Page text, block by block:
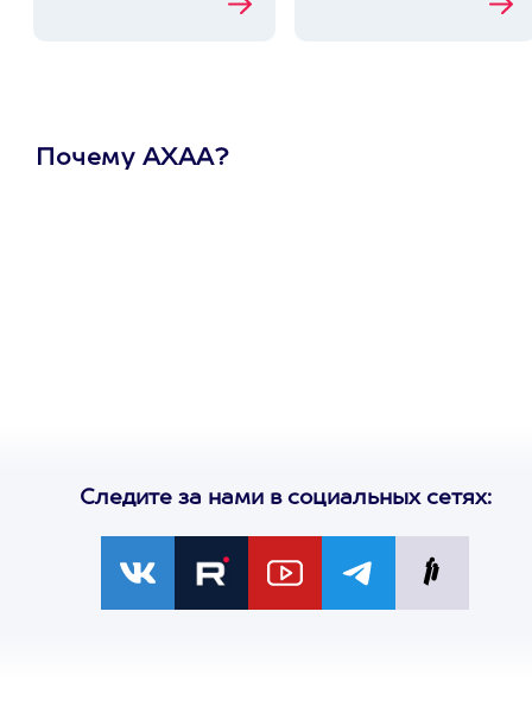
Почему АХАА?
Следите за нами в социальных сетях: